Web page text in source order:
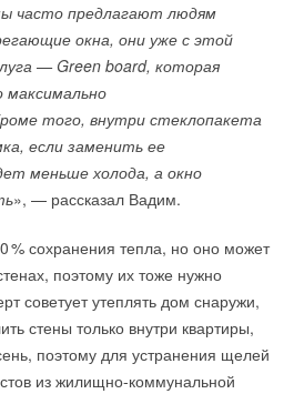
часто предлагают людям
окна, они уже с этой
— Green board, которая
максимально
того, внутри стеклопакета
если заменить ее
меньше холода, а окно
», — рассказал Вадим.
0% сохранения тепла, но оно может
поэтому их тоже нужно
советует утеплять дом снаружи,
стены только внутри квартиры,
поэтому для устранения щелей
из жилищно-коммунальной